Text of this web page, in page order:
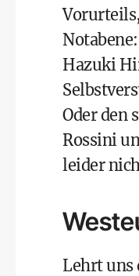
Hazuki
Oder den
Rossini
leider
Lehrt uns